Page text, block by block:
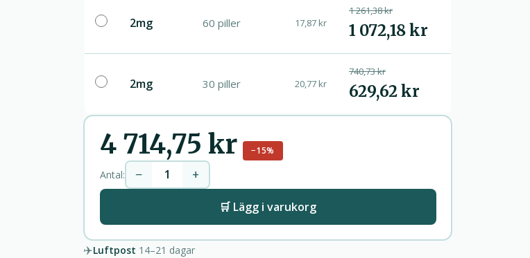
2mg 60 piller 17,87 kr
1 261,38 kr
1 072,18 kr
2mg 30 piller 20,77 kr
740,73 kr
629,62 kr
4 714,75 kr −15%
Antal: − +
🛒 Lägg i varukorg
✈️Luftpost 14–21 dagar